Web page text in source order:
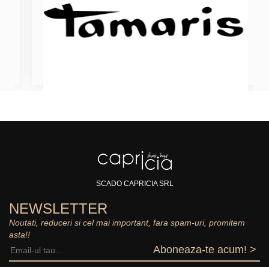
SCADO CAPRICIA SRL
NEWSLETTER
Noutati, reduceri si cel mai important, fara spam-uri, promitem
asta!!
Aboneaza-te acum! >